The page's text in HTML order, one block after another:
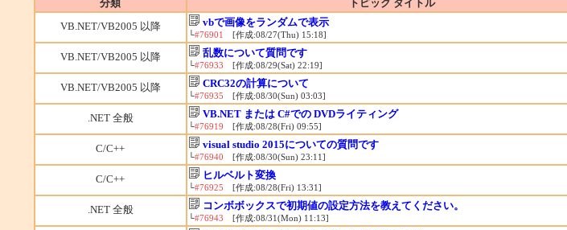
分類 トピック タイトル
VB.NET/VB2005 以降 vbで画像をランダムで表示
└#76901 [作成:08/27(Thu) 15:18]
VB.NET/VB2005 以降 乱数について質問です
└#76933 [作成:08/29(Sat) 22:19]
VB.NET/VB2005 以降 CRC32の計算について
└#76935 [作成:08/30(Sun) 03:03]
.NET 全般 VB.NET または C#での DVDライティング
└#76919 [作成:08/28(Fri) 09:55]
C/C++ visual studio 2015についての質問です
└#76940 [作成:08/30(Sun) 23:11]
C/C++ ヒルベルト変換
└#76925 [作成:08/28(Fri) 13:31]
.NET 全般 コンボボックスで初期値の設定方法を教えてください。
└#76943 [作成:08/31(Mon) 11:13]